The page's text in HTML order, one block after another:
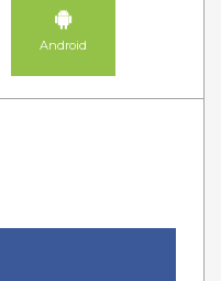
Android